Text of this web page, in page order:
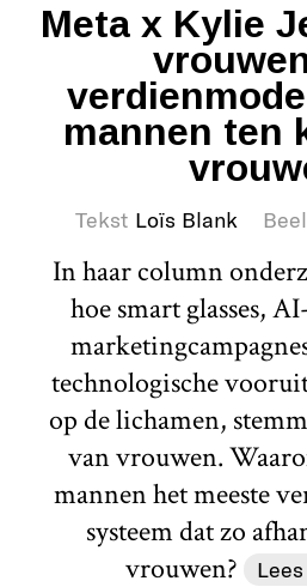
Meta x Kylie
mannen ten
Tekst Loïs Blank
In haar column
hoe smart glasses,
technologische
op de lichamen,
van vrouwen.
mannen het meeste
systeem dat zo
vrouwen?